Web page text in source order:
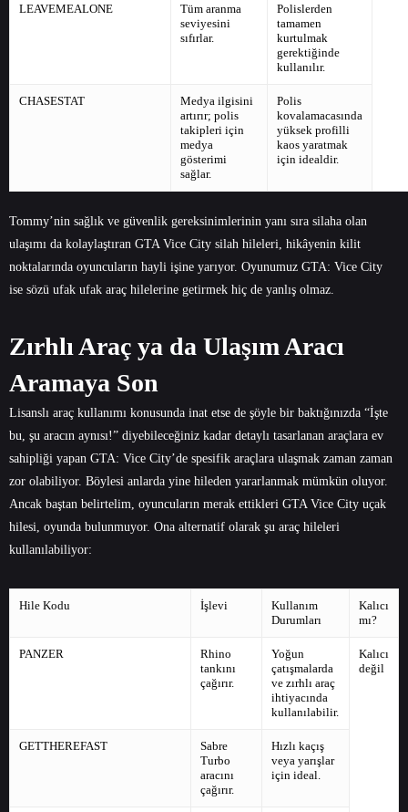
LEAVEMEALONE
Tüm aranma
seviyesini
sıfırlar.
Polislerden
tamamen
kurtulmak
gerektiğinde
kullanılır.
CHASESTAT
Medya ilgisini
artırır; polis
takipleri için
medya
gösterimi
sağlar.
Polis
kovalamacasında
yüksek profilli
kaos yaratmak
için idealdir.
Tommy’nin sağlık ve güvenlik gereksinimlerinin yanı sıra silaha olan
ulaşımı da kolaylaştıran GTA Vice City silah hileleri, hikâyenin kilit
noktalarında oyuncuların hayli işine yarıyor. Oyunumuz GTA: Vice City
ise sözü ufak ufak araç hilelerine getirmek hiç de yanlış olmaz.
Zırhlı Araç ya da Ulaşım Aracı
Aramaya Son
Lisanslı araç kullanımı konusunda inat etse de şöyle bir baktığınızda “İşte
bu, şu aracın aynısı!” diyebileceğiniz kadar detaylı tasarlanan araçlara ev
sahipliği yapan GTA: Vice City’de spesifik araçlara ulaşmak zaman zaman
zor olabiliyor. Böylesi anlarda yine hileden yararlanmak mümkün oluyor.
Ancak baştan belirtelim, oyuncuların merak ettikleri GTA Vice City uçak
hilesi, oyunda bulunmuyor. Ona alternatif olarak şu araç hileleri
kullanılabiliyor:
Hile Kodu İşlevi
Kullanım
Durumları
Kalıcı
mı?
PANZER
Rhino
tankını
çağırır.
Yoğun
çatışmalarda
ve zırhlı araç
ihtiyacında
kullanılabilir.
Kalıcı
değil
GETTHEREFAST
Sabre
Turbo
aracını
çağırır.
Hızlı kaçış
veya yarışlar
için ideal.